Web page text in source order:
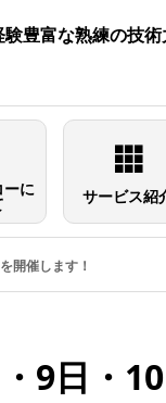
豊富な熟練の技術
ーに サービス紹
開催します！
9日・